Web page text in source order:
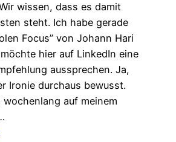
wissen, dass es damit
steht. Ich habe gerade
Focus” von Johann Hari
hier auf LinkedIn eine
aussprechen. Ja,
Ironie durchaus bewusst.
wochenlang auf meinem